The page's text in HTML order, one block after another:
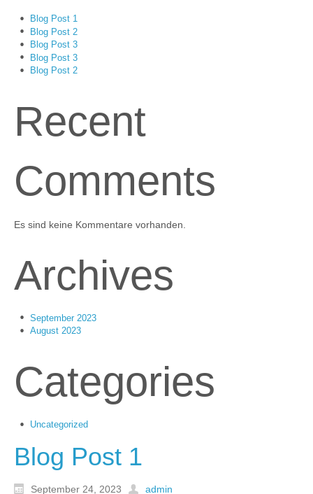
Blog Post 1
Blog Post 2
Blog Post 3
Blog Post 3
Blog Post 2
Recent
Comments
Es sind keine Kommentare vorhanden.
Archives
September 2023
August 2023
Categories
Uncategorized
Blog Post 1
September 24, 2023
admin